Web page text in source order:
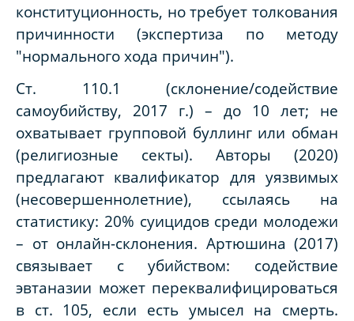
конституционность, но требует толкования
причинности (экспертиза по методу
"нормального хода причин").
Ст. 110.1 (склонение/содействие
самоубийству, 2017 г.) – до 10 лет; не
охватывает групповой буллинг или обман
(религиозные секты). Авторы (2020)
предлагают квалификатор для уязвимых
(несовершеннолетние), ссылаясь на
статистику: 20% суицидов среди молодежи
– от онлайн-склонения. Артюшина (2017)
связывает с убийством: содействие
эвтаназии может переквалифицироваться
в ст. 105, если есть умысел на смерть.